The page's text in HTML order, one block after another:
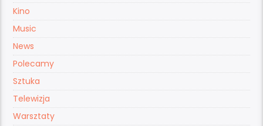
Kino
Music
News
Polecamy
Sztuka
Telewizja
Warsztaty